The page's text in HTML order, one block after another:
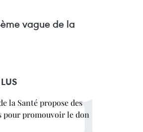
vague de la
la Santé propose des
pour promouvoir le don